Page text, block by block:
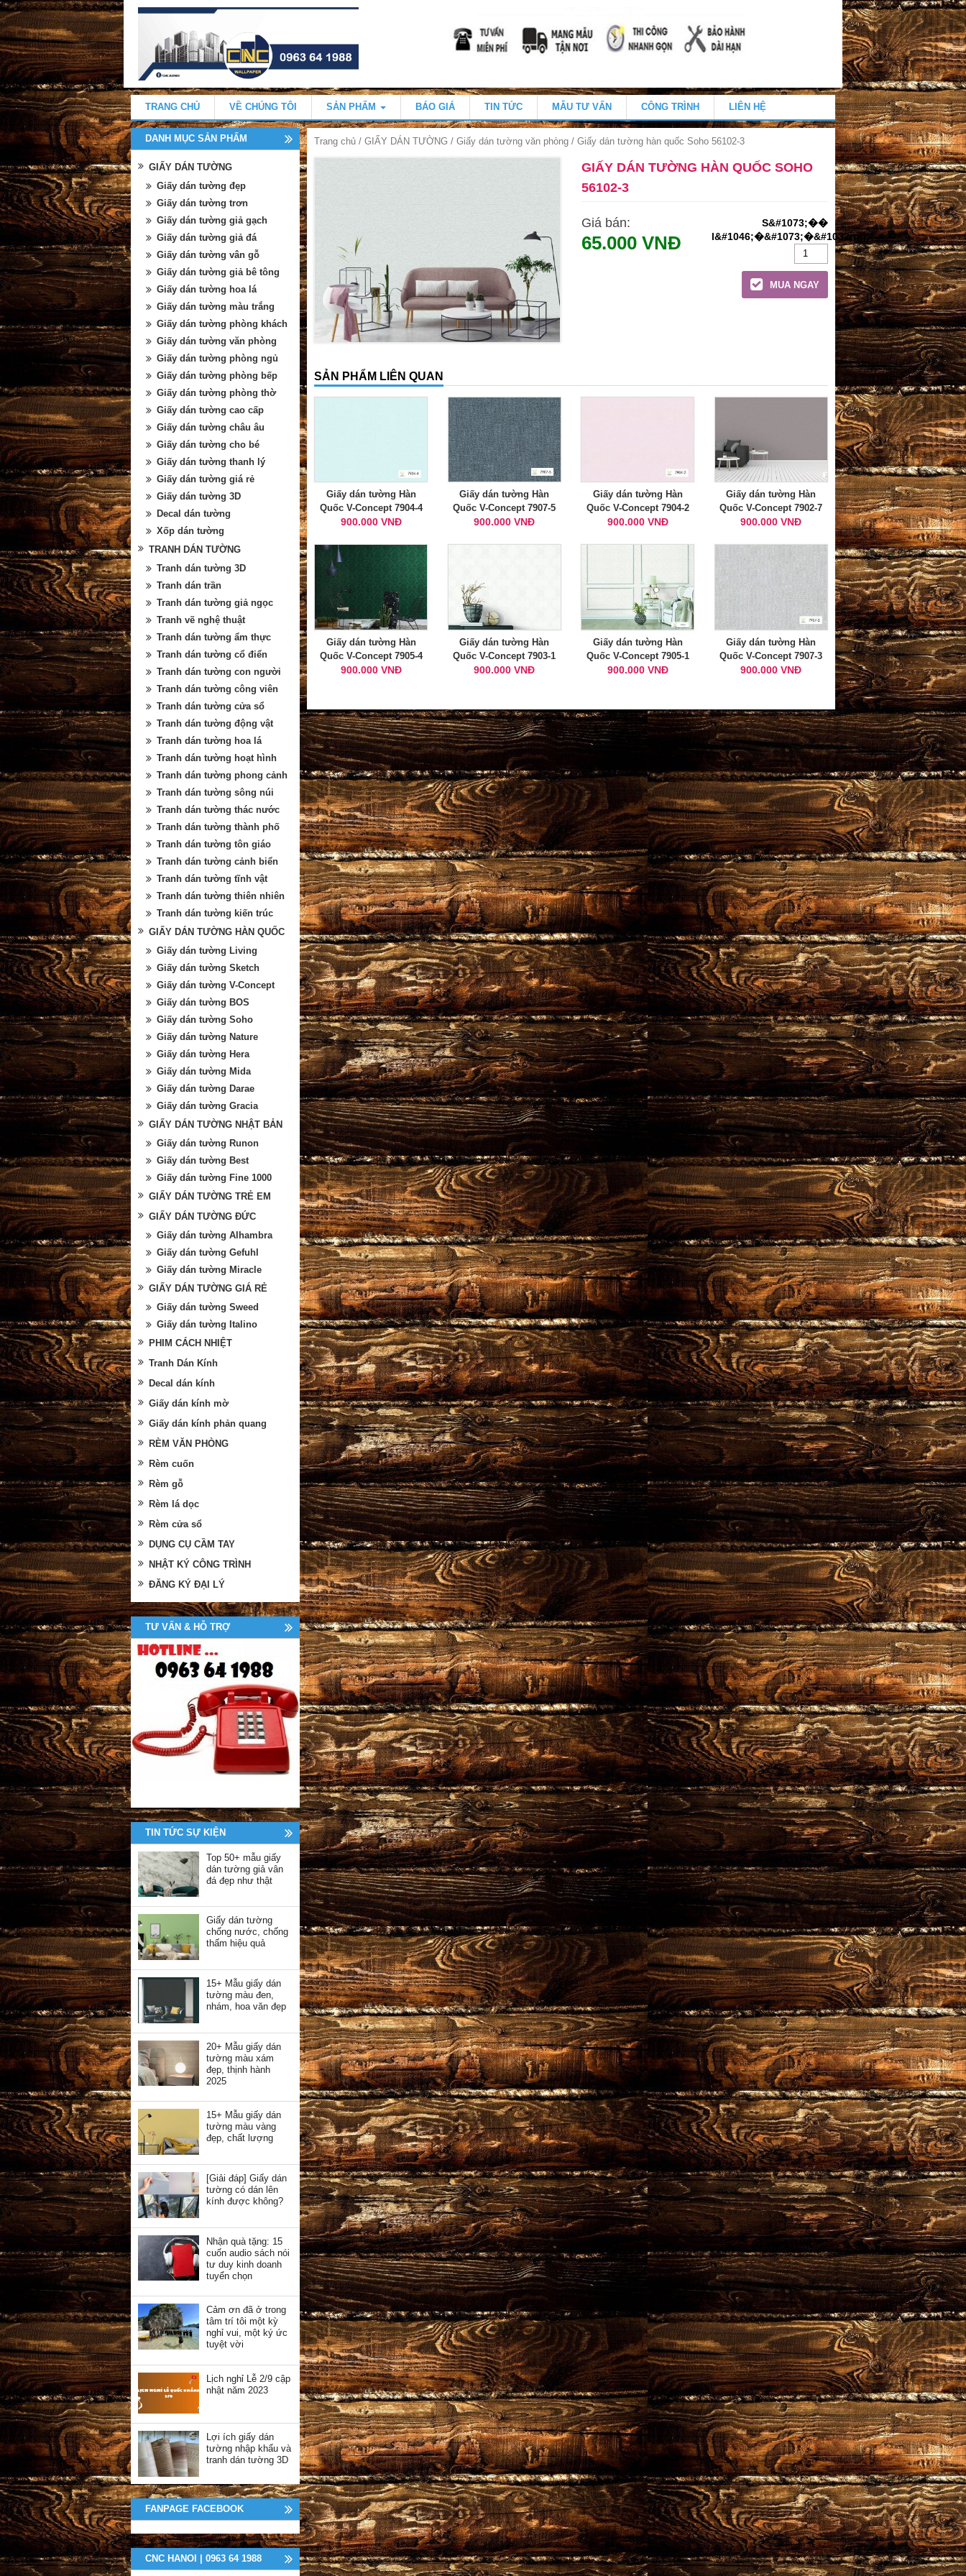
TRANG CHỦ VỀ CHÚNG TÔI SẢN PHẨM BÁO GIÁ TIN TỨC MẪU TƯ VẤN CÔNG TRÌNH LIÊN HỆ
Trang chủ / GIẤY DÁN TƯỜNG / Giấy dán tường văn phòng / Giấy dán tường hàn quốc Soho 56102-3
GIẤY DÁN TƯỜNG HÀN QUỐC SOHO
56102-3
Giá bán:
65.000 VNĐ
MUA NGAY
SẢN PHẨM LIÊN QUAN
Giấy dán tường Hàn
Quốc V-Concept 7904-4
900.000 VNĐ
Giấy dán tường Hàn
Quốc V-Concept 7907-5
900.000 VNĐ
Giấy dán tường Hàn
Quốc V-Concept 7904-2
900.000 VNĐ
Giấy dán tường Hàn
Quốc V-Concept 7902-7
900.000 VNĐ
Giấy dán tường Hàn
Quốc V-Concept 7905-4
900.000 VNĐ
Giấy dán tường Hàn
Quốc V-Concept 7903-1
900.000 VNĐ
Giấy dán tường Hàn
Quốc V-Concept 7905-1
900.000 VNĐ
Giấy dán tường Hàn
Quốc V-Concept 7907-3
900.000 VNĐ
DANH MỤC SẢN PHẨM
GIẤY DÁN TƯỜNG
Giấy dán tường đẹp
Giấy dán tường trơn
Giấy dán tường giả gạch
Giấy dán tường giả đá
Giấy dán tường vân gỗ
Giấy dán tường giả bê tông
Giấy dán tường hoa lá
Giấy dán tường màu trắng
Giấy dán tường phòng khách
Giấy dán tường văn phòng
Giấy dán tường phòng ngủ
Giấy dán tường phòng bếp
Giấy dán tường phòng thờ
Giấy dán tường cao cấp
Giấy dán tường châu âu
Giấy dán tường cho bé
Giấy dán tường thanh lý
Giấy dán tường giá rẻ
Giấy dán tường 3D
Decal dán tường
Xốp dán tường
TRANH DÁN TƯỜNG
Tranh dán tường 3D
Tranh dán trần
Tranh dán tường giả ngọc
Tranh vẽ nghệ thuật
Tranh dán tường ẩm thực
Tranh dán tường cổ điển
Tranh dán tường con người
Tranh dán tường công viên
Tranh dán tường cửa sổ
Tranh dán tường động vật
Tranh dán tường hoa lá
Tranh dán tường hoạt hình
Tranh dán tường phong cảnh
Tranh dán tường sông núi
Tranh dán tường thác nước
Tranh dán tường thành phố
Tranh dán tường tôn giáo
Tranh dán tường cảnh biển
Tranh dán tường tĩnh vật
Tranh dán tường thiên nhiên
Tranh dán tường kiến trúc
GIẤY DÁN TƯỜNG HÀN QUỐC
Giấy dán tường Living
Giấy dán tường Sketch
Giấy dán tường V-Concept
Giấy dán tường BOS
Giấy dán tường Soho
Giấy dán tường Nature
Giấy dán tường Hera
Giấy dán tường Mida
Giấy dán tường Darae
Giấy dán tường Gracia
GIẤY DÁN TƯỜNG NHẬT BẢN
Giấy dán tường Runon
Giấy dán tường Best
Giấy dán tường Fine 1000
GIẤY DÁN TƯỜNG TRẺ EM
GIẤY DÁN TƯỜNG ĐỨC
Giấy dán tường Alhambra
Giấy dán tường Gefuhl
Giấy dán tường Miracle
GIẤY DÁN TƯỜNG GIÁ RẺ
Giấy dán tường Sweed
Giấy dán tường Italino
PHIM CÁCH NHIỆT
Tranh Dán Kính
Decal dán kính
Giấy dán kính mờ
Giấy dán kính phản quang
RÈM VĂN PHÒNG
Rèm cuốn
Rèm gỗ
Rèm lá dọc
Rèm cửa sổ
DỤNG CỤ CẦM TAY
NHẬT KÝ CÔNG TRÌNH
ĐĂNG KÝ ĐẠI LÝ
TƯ VẤN & HỖ TRỢ
TIN TỨC SỰ KIỆN
Top 50+ mẫu giấy
dán tường giả vân
đá đẹp như thật
Giấy dán tường
chống nước, chống
thấm hiệu quả
15+ Mẫu giấy dán
tường màu đen,
nhám, hoa văn đẹp
20+ Mẫu giấy dán
tường màu xám
đẹp, thịnh hành
2025
15+ Mẫu giấy dán
tường màu vàng
đẹp, chất lượng
[Giải đáp] Giấy dán
tường có dán lên
kính được không?
Nhận quà tặng: 15
cuốn audio sách nói
tư duy kinh doanh
tuyển chọn
Cảm ơn đã ở trong
tâm trí tôi một kỳ
nghỉ vui, một ký ức
tuyệt vời
Lịch nghỉ Lễ 2/9 cập
nhật năm 2023
Lợi ích giấy dán
tường nhập khẩu và
tranh dán tường 3D
FANPAGE FACEBOOK
CNC HANOI | 0963 64 1988